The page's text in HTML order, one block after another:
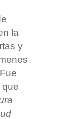
la
y
que